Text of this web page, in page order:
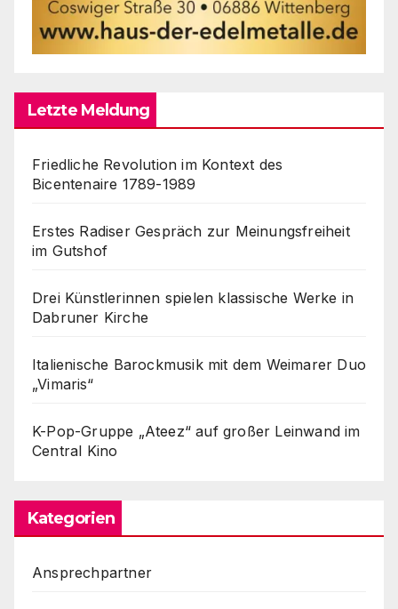
Letzte Meldung
Friedliche Revolution im Kontext des
Bicentenaire 1789-1989
Erstes Radiser Gespräch zur Meinungsfreiheit
im Gutshof
Drei Künstlerinnen spielen klassische Werke in
Dabruner Kirche
Italienische Barockmusik mit dem Weimarer Duo
„Vimaris“
K-Pop-Gruppe „Ateez“ auf großer Leinwand im
Central Kino
Kategorien
Ansprechpartner